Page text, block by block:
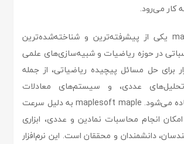
کار می‌رود.
maplesoft maple یکی از پیشرفته‌ترین و شناخته‌شده‌ترین
در حوزه ریاضیات و شبیه‌سازی‌های علمی
برای حل مسائل پیچیده ریاضیاتی، از جمله
عددی، و سیستم‌های معادلات
دیفرانسیل استفاده می‌شود. maplesoft maple به دلیل سرعت
امکان انجام محاسبات نمادین و عددی، ابزاری
دانشمندان و محققان است. این نرم‌افزار